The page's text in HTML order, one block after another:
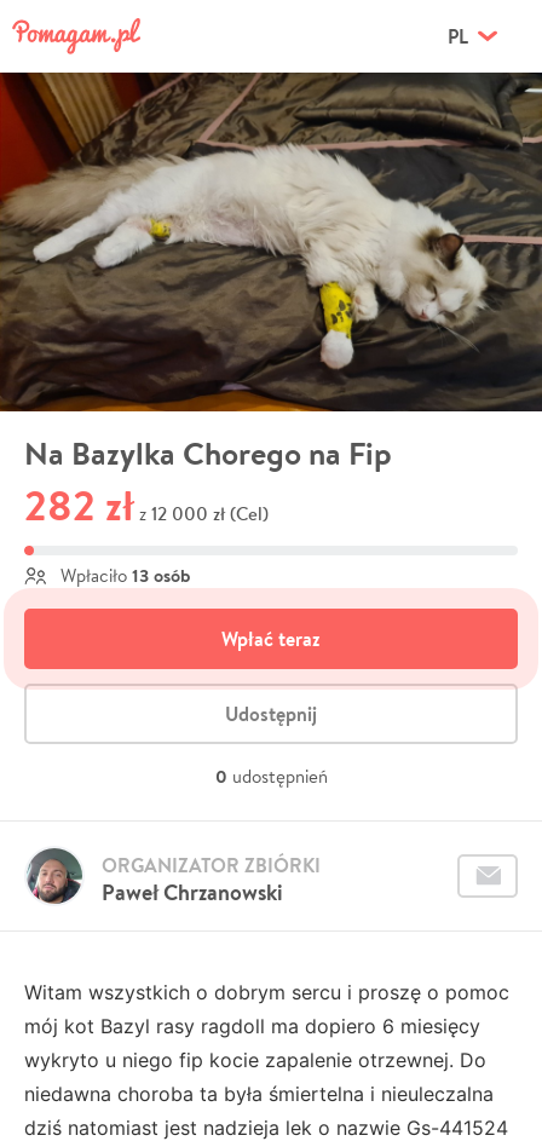
PL
Na Bazylka Chorego na Fip
282 zł z 12 000 zł (Cel)
Wpłaciło 13 osób
Wpłać teraz
Udostępnij
0 udostępnień
Paweł Chrzanowski
ORGANIZATOR ZBIÓRKI
Witam wszystkich o dobrym sercu i proszę o pomoc
mój kot Bazyl rasy ragdoll ma dopiero 6 miesięcy
wykryto u niego fip kocie zapalenie otrzewnej. Do
niedawna choroba ta była śmiertelna i nieuleczalna
dziś natomiast jest nadzieja lek o nazwie Gs-441524